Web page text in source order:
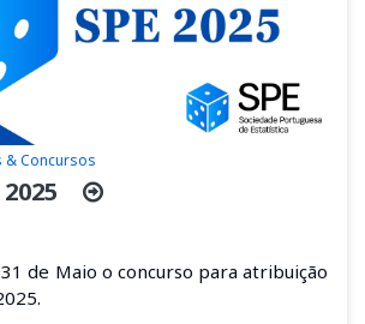
& Concursos
de Maio o concurso para atribuição